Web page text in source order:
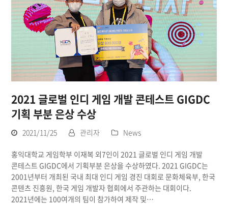
2021 글로벌 인디 게임 개발 콘테스트 GIGDC
기획 부분 은상 수상
2021/11/25 관리자 News
홍익대학교 게임학부 이재복 외7인이 2021 글로벌 인디 게임 개발
콘테스트 GIGDC에서 기획부분 은상을 수상하였다. 2021 GIGDC는
2001년부터 개최된 국내 최대 인디 게임 경진 대회로 문화체육부, 한국
콘텐츠 진흥원, 한국 게임 개발자 협회에서 주관하는 대회이다.
2021년에는 100여개의 팀이 참가하여 제작 및…